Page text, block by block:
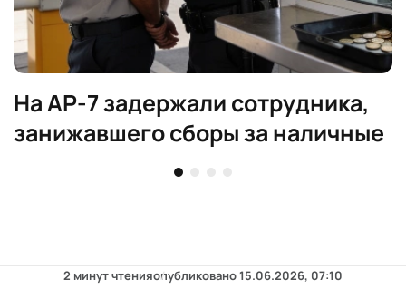
На AP-7 задержали сотрудника,
занижавшего сборы за наличные
2 минут чтенияопубликовано15.06.2026, 07:10